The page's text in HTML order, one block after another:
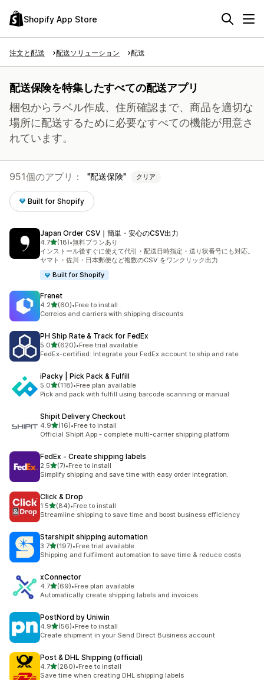
Shopify App Store
注文と配送 配送ソリューション 配送
配送保険を特集したすべての配送アプリ
梱包からラベル作成、住所確認まで、商品を適切な
場所に配送するために必要なすべての機能が用意さ
れています。
951個のアプリ： 配送保険 クリア
Built for Shopify
Japan Order CSV｜簡単・安心のCSV出力
4.75つ星中
(18)
合計レビュー数：18件
•無料プランあり
インストール後すぐに使えて代引・配送日時指定・送り状番号にも対応。
ヤマト・佐川・日本郵便など複数のCSV をワンクリック出力
Built for Shopify
Frenet
4.25つ星中
(60)
合計レビュー数：60件
•Free to install
Correios and carriers with shipping discounts
PH Ship Rate & Track for FedEx
5.05つ星中
(620)
合計レビュー数：620件
•Free trial available
FedEx-certified: Integrate your FedEx account to ship and rate
iPacky | Pick Pack & Fulfill
5.05つ星中
(118)
合計レビュー数：118件
•Free plan available
Pick and pack with fulfill using barcode scanning or manual
Shipit Delivery Checkout
4.95つ星中
(16)
合計レビュー数：16件
•Free to install
Official Shipit App - complete multi-carrier shipping platform
FedEx ‑ Create shipping labels
2.55つ星中
(7)
合計レビュー数：7件
•Free to install
Simplify shipping and save time with easy order integration.
Click & Drop
1.55つ星中
(84)
合計レビュー数：84件
•Free to install
Streamline shipping to save time and boost business efficiency
Starshipit shipping automation
3.75つ星中
(197)
合計レビュー数：197件
•Free trial available
Shipping and fulfilment automation to save time & reduce costs
xConnector
4.75つ星中
(69)
合計レビュー数：69件
•Free plan available
Automatically create shipping labels and invoices
PostNord by Uniwin
4.95つ星中
(56)
合計レビュー数：56件
•Free to install
Create shipment in your Send Direct Business account
Post & DHL Shipping (official)
4.75つ星中
(280)
合計レビュー数：280件
•Free to install
Save time when creating DHL shipping labels